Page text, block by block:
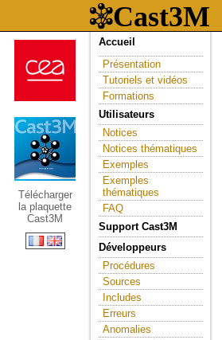
Télécharger
la plaquette
Cast3M
Accueil
Présentation
Tutoriels et vidéos
Formations
Utilisateurs
Notices
Notices thématiques
Exemples
Exemples
thématiques
FAQ
Support Cast3M
Développeurs
Procédures
Sources
Includes
Erreurs
Anomalies